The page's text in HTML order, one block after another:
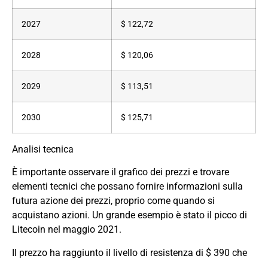
2027 $ 122,72
2028 $ 120,06
2029 $ 113,51
2030 $ 125,71
Analisi tecnica
È importante osservare il grafico dei prezzi e trovare
elementi tecnici che possano fornire informazioni sulla
futura azione dei prezzi, proprio come quando si
acquistano azioni. Un grande esempio è stato il picco di
Litecoin nel maggio 2021.
Il prezzo ha raggiunto il livello di resistenza di $ 390 che